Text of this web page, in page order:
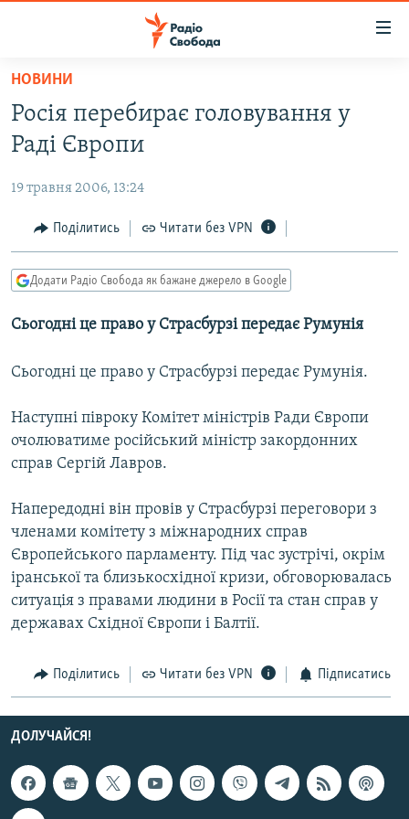
Перейти
основного
матеріалу
до
навігації
Перейти
до
РАДІО СВОБОДА – 70 РОКІВ
ВСЕ ЗА ДОБУ
ПОЛІТИКА
ЕКОНОМІКА
КУЛЬТУРА
СПОРТ
ВІЙНА
РОСІЙСЬКА «ФІЛЬТРАЦІЯ»
КРИМ.РЕАЛІЇ
ТИ ЯК?
МУЛЬТИМЕДІА
ФОТО
ПОДКАСТИ
КРИМ РЕАЛІЇ
РУС
УКР
КТАТ
ДОЛУЧАЙСЯ!
НОВИНИ
Росія перебирає головування у
Раді Європи
19 травня 2006, 13:24
Поділитись Читати без VPN
Додати Радіо Свобода як бажане джерело в Google
Сьогодні це право у Страсбурзі передає Румунія
Сьогодні це право у Страсбурзі передає Румунія.
Наступні півроку Комітет міністрів Ради Європи
очолюватиме російський міністр закордонних
справ Сергій Лавров.
Напередодні він провів у Страсбурзі переговори з
членами комітету з міжнародних справ
Європейського парламенту. Під час зустрічі, окрім
іранської та близькосхідної кризи, обговорювалась
ситуація з правами людини в Росії та стан справ у
державах Східної Європи і Балтії.
Поділитись Читати без VPN Підписатись
ДОЛУЧАЙСЯ!